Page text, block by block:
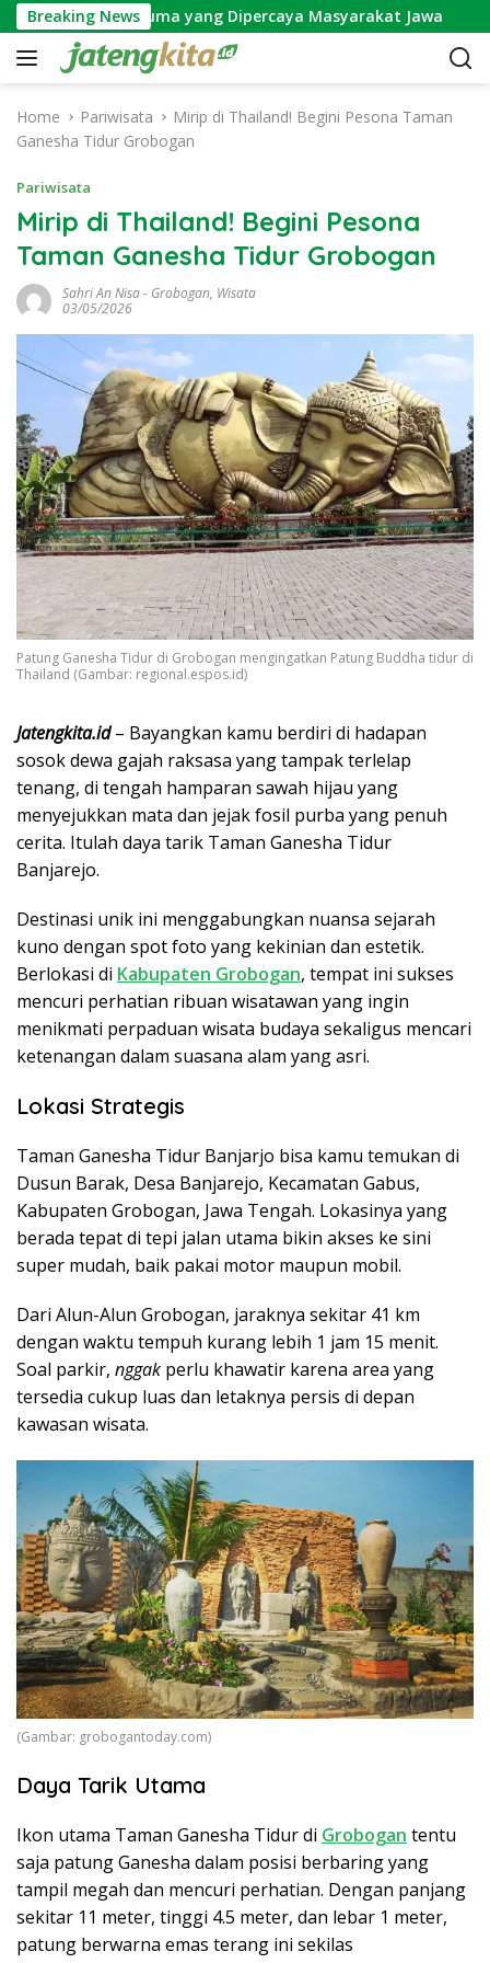
k
Breaking News
Wijayakusuma yang Dipercaya Masyarakat Jawa
Home Pariwisata
Mirip di Thailand! Begini Pesona Taman
Ganesha Tidur Grobogan
Pariwisata
Mirip di Thailand! Begini Pesona
Taman Ganesha Tidur Grobogan
Sahri An Nisa- Grobogan, Wisata
03/05/2026
Patung Ganesha Tidur di Grobogan mengingatkan Patung Buddha tidur di
Thailand (Gambar: regional.espos.id)
Jatengkita.id– Bayangkan kamu berdiri di hadapan
sosok dewa gajah raksasa yang tampak terlelap
tenang, di tengah hamparan sawah hijau yang
menyejukkan mata dan jejak fosil purba yang penuh
cerita. Itulah daya tarik Taman Ganesha Tidur
Banjarejo.
Destinasi unik ini menggabungkan nuansa sejarah
kuno dengan spot foto yang kekinian dan estetik.
Berlokasi di Kabupaten Grobogan, tempat ini sukses
mencuri perhatian ribuan wisatawan yang ingin
menikmati perpaduan wisata budaya sekaligus mencari
ketenangan dalam suasana alam yang asri.
Lokasi Strategis
Taman Ganesha Tidur Banjarjo bisa kamu temukan di
Dusun Barak, Desa Banjarejo, Kecamatan Gabus,
Kabupaten Grobogan, Jawa Tengah. Lokasinya yang
berada tepat di tepi jalan utama bikin akses ke sini
super mudah, baik pakai motor maupun mobil.
Dari Alun-Alun Grobogan, jaraknya sekitar 41 km
dengan waktu tempuh kurang lebih 1 jam 15 menit.
Soal parkir, nggak perlu khawatir karena area yang
tersedia cukup luas dan letaknya persis di depan
kawasan wisata.
(Gambar: grobogantoday.com)
Daya Tarik Utama
Ikon utama Taman Ganesha Tidur di Grobogan tentu
saja patung Ganesha dalam posisi berbaring yang
tampil megah dan mencuri perhatian. Dengan panjang
sekitar 11 meter, tinggi 4.5 meter, dan lebar 1 meter,
patung berwarna emas terang ini sekilas